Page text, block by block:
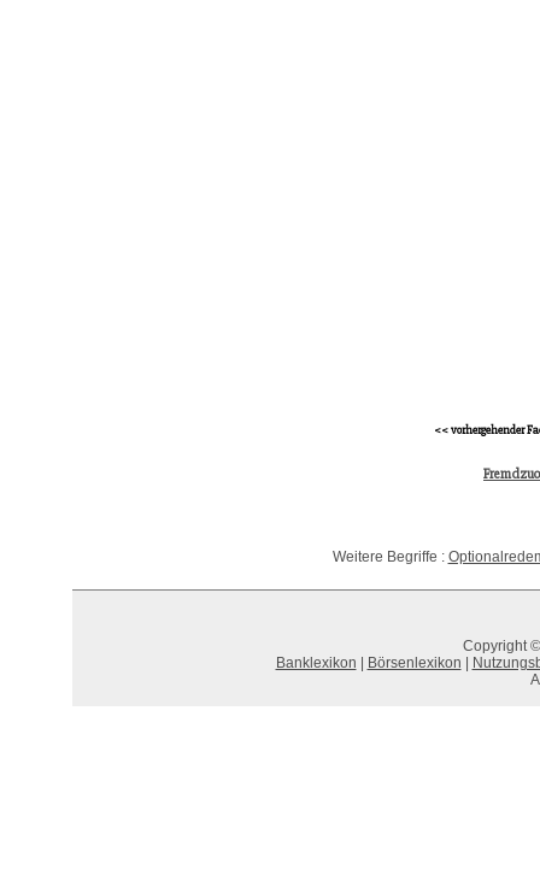
<< vorhergehender
Weitere Begriffe :
Copyright
Banklexikon
Börsenlexikon